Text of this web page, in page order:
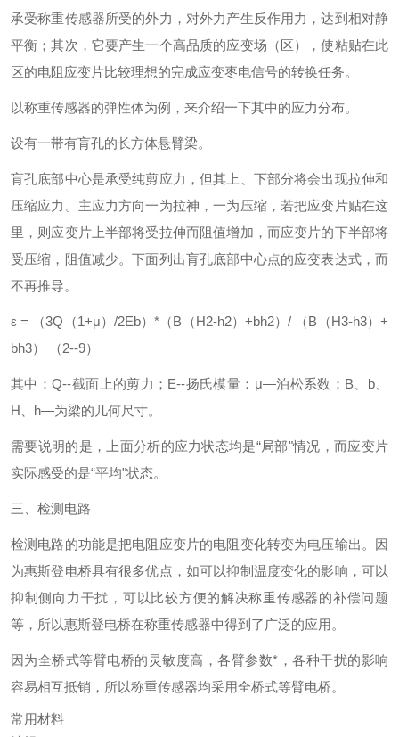
承受称重传感器所受的外力，对外力产生反作用力，达到相对静
平衡；其次，它要产生一个高品质的应变场（区），使粘贴在此
区的电阻应变片比较理想的完成应变枣电信号的转换任务。
以称重传感器的弹性体为例，来介绍一下其中的应力分布。
设有一带有肓孔的长方体悬臂梁。
肓孔底部中心是承受纯剪应力，但其上、下部分将会出现拉伸和
压缩应力。主应力方向一为拉神，一为压缩，若把应变片贴在这
里，则应变片上半部将受拉伸而阻值增加，而应变片的下半部将
受压缩，阻值减少。下面列出肓孔底部中心点的应变表达式，而
不再推导。
ε = （3Q（1+μ）/2Eb）*（B（H2-h2）+bh2）/ （B（H3-h3）+
bh3） （2--9）
其中：Q--截面上的剪力；E--扬氏模量：μ—泊松系数；B、b、
H、h—为梁的几何尺寸。
需要说明的是，上面分析的应力状态均是“局部"情况，而应变片
实际感受的是“平均"状态。
三、检测电路
检测电路的功能是把电阻应变片的电阻变化转变为电压输出。因
为惠斯登电桥具有很多优点，如可以抑制温度变化的影响，可以
抑制侧向力干扰，可以比较方便的解决称重传感器的补偿问题
等，所以惠斯登电桥在称重传感器中得到了广泛的应用。
因为全桥式等臂电桥的灵敏度高，各臂参数*，各种干扰的影响
容易相互抵销，所以称重传感器均采用全桥式等臂电桥。
常用材料